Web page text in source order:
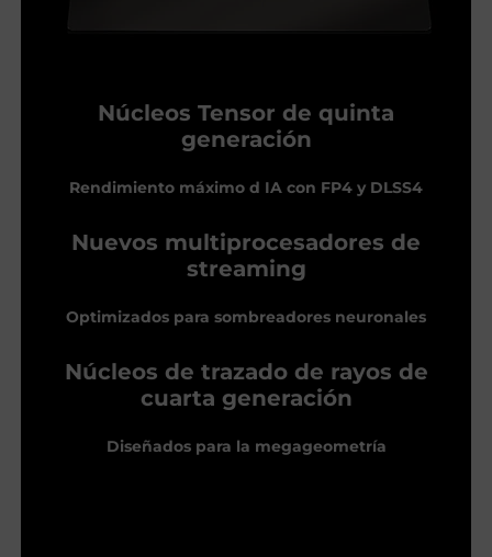
Núcleos Tensor de quinta
generación
Rendimiento máximo d IA con FP4 y DLSS4
Nuevos multiprocesadores de
streaming
Optimizados para sombreadores neuronales
Núcleos de trazado de rayos de
cuarta generación
Diseñados para la megageometría